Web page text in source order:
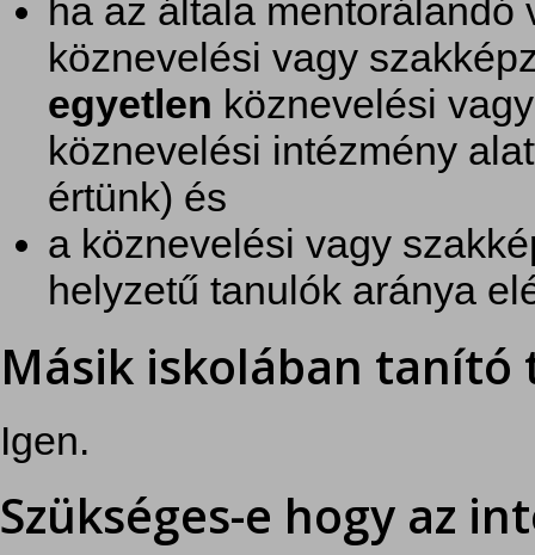
ha az általa
köznevelési vagy
egyetlen köznevelési
köznevelési intézmény
értünk) és
a köznevelési vagy
helyzetű tanulók aránya
Másik iskolában
Igen.
Szükséges-e hogy az